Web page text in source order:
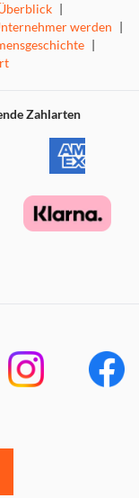
|
werden |
|
Zahlarten